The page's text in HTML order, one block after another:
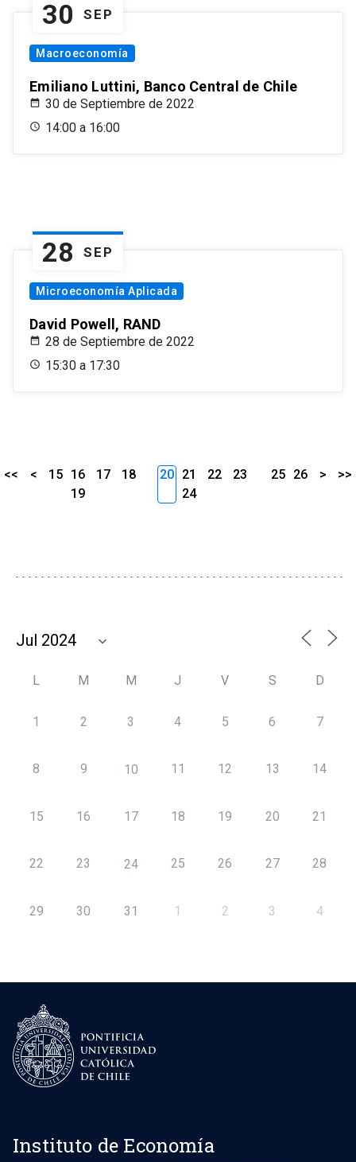
30 SEP
Macroeconomía
Emiliano Luttini, Banco Central de Chile
30 de Septiembre de 2022
14:00 a 16:00
28 SEP
Microeconomía Aplicada
David Powell, RAND
28 de Septiembre de 2022
15:30 a 17:30
<< < 15 16 17
18
19
20 21 22
23
24
25 26 > >>
L M M J V S D
1 2 3 4 5 6 7
8 9 10 11 12 13 14
15 16 17 18 19 20 21
22 23 24 25 26 27 28
29 30 31 1 2 3 4
Instituto de Economía